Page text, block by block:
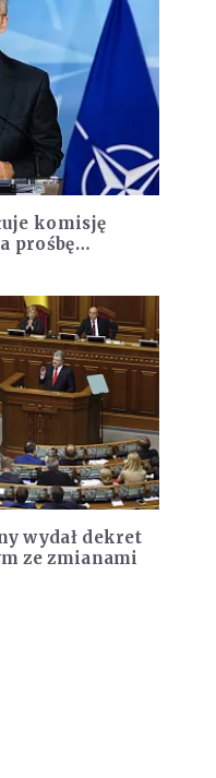
komisję
prośbę
wydał dekret
ze zmianami